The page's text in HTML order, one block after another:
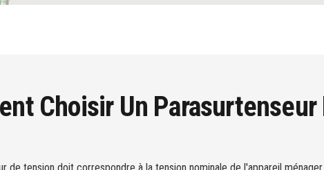
Choisir Un Parasurtenseur